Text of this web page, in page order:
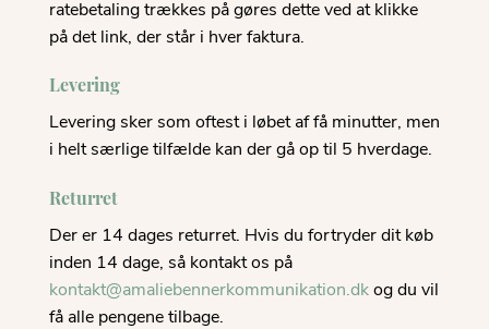
ratebetaling trækkes på gøres dette ved at klikke
på det link, der står i hver faktura.
Levering
Levering sker som oftest i løbet af få minutter, men
i helt særlige tilfælde kan der gå op til 5 hverdage.
Returret
Der er 14 dages returret. Hvis du fortryder dit køb
inden 14 dage, så kontakt os på
kontakt@amaliebennerkommunikation.dk og du vil
få alle pengene tilbage.